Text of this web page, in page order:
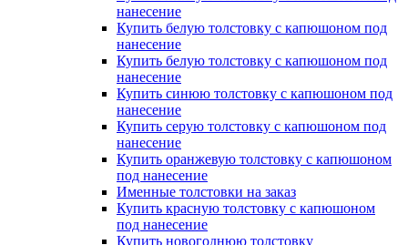
нанесение
Купить белую толстовку с капюшоном под
нанесение
Купить белую толстовку с капюшоном под
нанесение
Купить синюю толстовку с капюшоном под
нанесение
Купить серую толстовку с капюшоном под
нанесение
Купить оранжевую толстовку с капюшоном
под нанесение
Именные толстовки на заказ
Купить красную толстовку с капюшоном
под нанесение
Купить новогоднюю толстовку